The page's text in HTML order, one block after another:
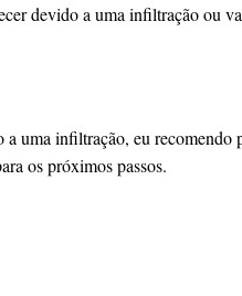
devido a uma infiltração ou
uma infiltração, eu
os próximos passos.